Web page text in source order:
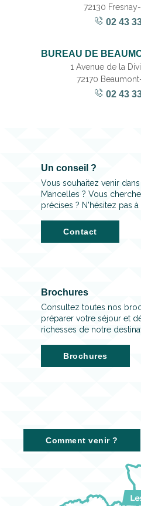
72130
02 43
BUREAU DE
1 Avenue de la
72170
02 43
Un conseil ?
Vous souhaitez venir
Mancelles ? Vous
précises ? N'hésitez pas
Contact
Brochures
Consultez toutes nos
préparer votre séjour et
richesses de notre
Brochures
Comment venir ?